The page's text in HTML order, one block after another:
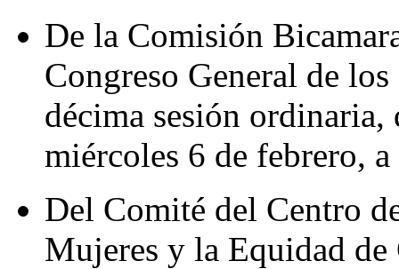
De la Comisión
Congreso General de
décima sesión
miércoles 6 de febrero,
Del Comité del Centro
Mujeres y la Equidad de